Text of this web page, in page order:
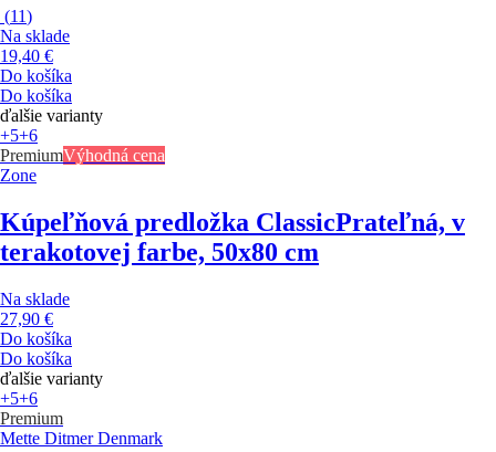
(11)
Na sklade
19,40 €
Do košíka
Do košíka
ďalšie varianty
+5+6
PremiumVýhodná cena
Zone
Kúpeľňová predložka ClassicPrateľná, v
terakotovej farbe, 50x80 cm
Na sklade
27,90 €
Do košíka
Do košíka
ďalšie varianty
+5+6
Premium
Mette Ditmer Denmark